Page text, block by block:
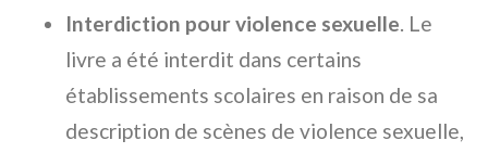
Interdiction pour violence sexuelle. Le
livre a été interdit dans certains
établissements scolaires en raison de sa
description de scènes de violence sexuelle,